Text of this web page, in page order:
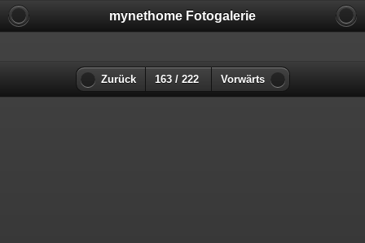
mynethome Fotogalerie
Zurück 163 / 222 Vorwärts